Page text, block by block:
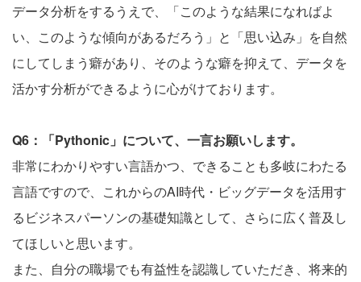
データ分析をするうえで、「このような結果になればよ
い、このような傾向があるだろう」と「思い込み」を自然
にしてしまう癖があり、そのような癖を抑えて、データを
活かす分析ができるように心がけております。
Q6：「Pythonic」について、一言お願いします。
非常にわかりやすい言語かつ、できることも多岐にわたる
言語ですので、これからのAI時代・ビッグデータを活用す
るビジネスパーソンの基礎知識として、さらに広く普及し
てほしいと思います。
また、自分の職場でも有益性を認識していただき、将来的